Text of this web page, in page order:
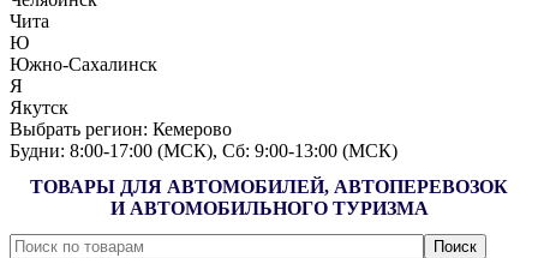
Чита
Ю
Южно-Сахалинск
Я
Якутск
Выбрать регион: Кемерово
Будни: 8:00‑17:00 (МСК), Сб: 9:00‑13:00 (МСК)
ТОВАРЫ ДЛЯ АВТОМОБИЛЕЙ, АВТОПЕРЕВОЗОК
И АВТОМОБИЛЬНОГО ТУРИЗМА